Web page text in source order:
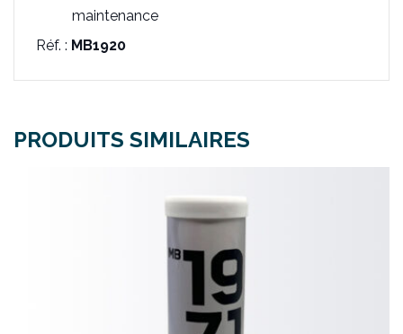
maintenance
Réf. : MB1920
PRODUITS SIMILAIRES